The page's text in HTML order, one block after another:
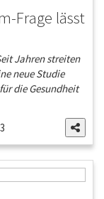
Frage lässt
Jahren streiten
neue Studie
die Gesundheit